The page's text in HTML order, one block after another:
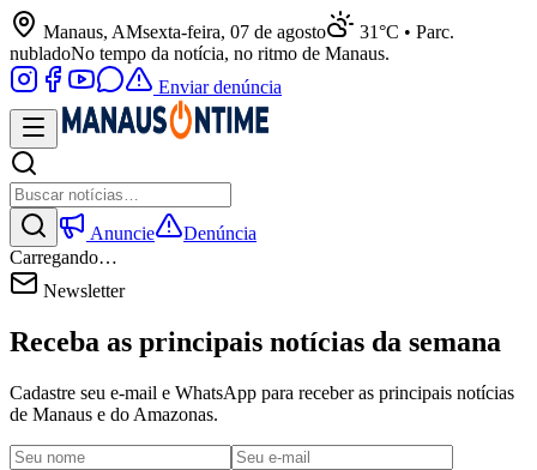
Manaus, AMsexta-feira, 07 de agosto
31°C • Parc.
nubladoNo tempo da notícia, no ritmo de Manaus.
Enviar denúncia
Anuncie
Denúncia
Carregando…
Newsletter
Receba as principais notícias da semana
Cadastre seu e-mail e WhatsApp para receber as principais notícias
de Manaus e do Amazonas.